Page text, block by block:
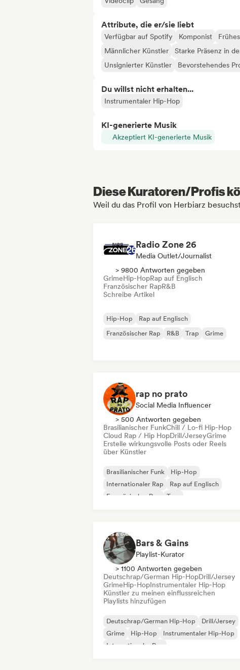
Attribute, die er/sie liebt
Verfügbar auf Spotify Komponist
Männlicher Künstler
Starke Präsenz in
Unsignierter Künstler
Bevorstehendes
Du willst nicht erhalten...
Instrumentaler Hip-Hop
KI-generierte Musik
Akzeptiert KI-generierte Musik
Diese Kuratoren/Profis
Weil du das Profil von Herbiarz
Radio Zone 26
Media Outlet/Journalist
> 9800 Antworten gegeben
GrimeHip-HopRap auf Englisch
Französischer RapR&B
Schreibe Artikel
Hip-Hop
Rap auf Englisch
Französischer Rap
R&B Trap Grime
rap no prato
Social Media Influencer
> 500 Antworten gegeben
Brasilianischer FunkChill / Lo-fi Hip-Hop
Cloud Rap / Hip HopDrill/JerseyGrime
Erstelle wirkungsvolle Posts oder Reels
über Künstler
Brasilianischer Funk
Hip-Hop
Internationaler Rap
Rap auf Englisch
Französischer Rap
Trap
Bars & Gains
Playlist-Kurator
> 1100 Antworten gegeben
Deutschrap/German Hip-HopDrill/Jersey
GrimeHip-HopInstrumentaler Hip-Hop
Künstler zu meinen einflussreichen
Playlists hinzufügen
Deutschrap/German Hip-Hop
Drill/Jersey
Grime
Hip-Hop
Instrumentaler Hip-Hop
Internationaler Rap